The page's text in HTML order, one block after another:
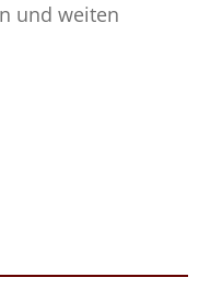
und weiten